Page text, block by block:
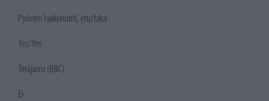
Pyörien laakerointi, etu/taka
Yes/Yes
Teräjarru (BBC)
Ei